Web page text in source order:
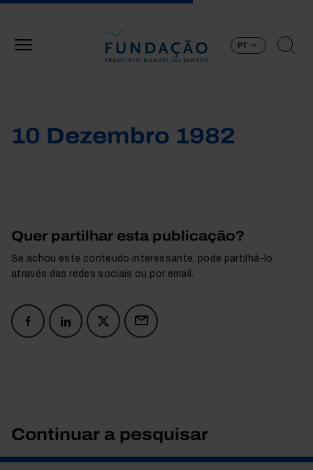
PT
10 Dezembro 1982
Quer partilhar esta publicação?
Se achou este conteúdo interessante, pode partilhá-lo
através das redes sociais ou por email.
Continuar a pesquisar